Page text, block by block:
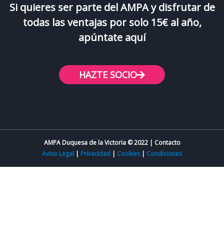
Si quieres ser parte del AMPA y disfrutar de
todas las ventajas por solo 15€ al año,
apúntate aquí
HAZTE SOCIO
AMPA Duquesa de la Victoria © 2022 | Contacto
Aviso Legal | Privacidad | Cookies| Condiciones